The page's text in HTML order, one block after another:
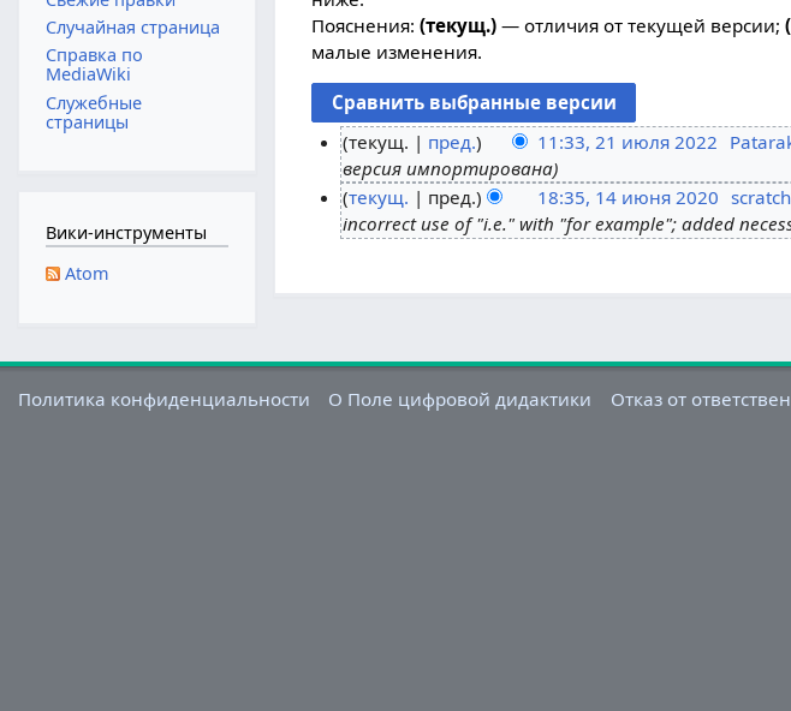
Пояснения:(текущ.) — отличия от текущей версии;
малые изменения.
1
0
текущ. пред. 11:33, 21 июля 2022
версия импортирована
я
текущ. пред. 18:35, 14 июня 2020
incorrect use of "i.e." with "for example"; added
Случайная страница
Справка по
MediaWiki
Служебные
страницы
Вики-инструменты
Atom
Политика конфиденциальности О Поле цифровой дидактики Отказ от